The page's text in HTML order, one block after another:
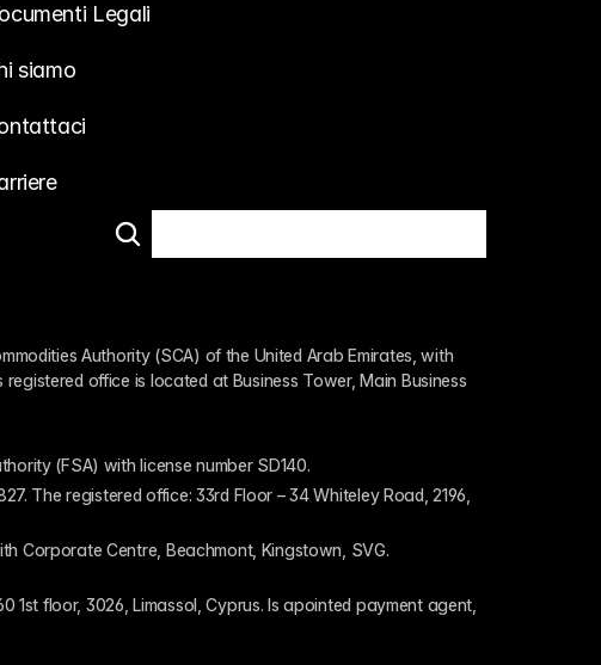
Legali
siamo
Authority (SCA) of the United Arab Emirates, with
office is located at Business Tower, Main Business
(FSA) with license number SD140.
The registered office: 33rd Floor – 34 Whiteley Road, 2196,
Corporate Centre, Beachmont, Kingstown, SVG.
floor, 3026, Limassol, Cyprus. Is apointed payment agent,